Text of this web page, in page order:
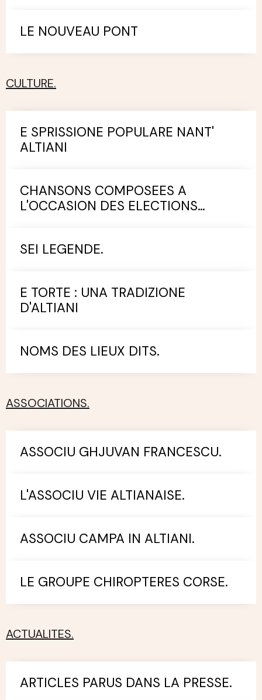
LE NOUVEAU PONT
CULTURE.
E SPRISSIONE POPULARE NANT'
ALTIANI
CHANSONS COMPOSEES A
L'OCCASION DES ELECTIONS
SEI LEGENDE.
E TORTE : UNA TRADIZIONE
D'ALTIANI
NOMS DES LIEUX DITS.
ASSOCIATIONS.
ASSOCIU GHJUVAN FRANCESCU.
L'ASSOCIU VIE ALTIANAISE.
ASSOCIU CAMPA IN ALTIANI.
LE GROUPE CHIROPTERES CORSE.
ACTUALITES.
ARTICLES PARUS DANS LA PRESSE.